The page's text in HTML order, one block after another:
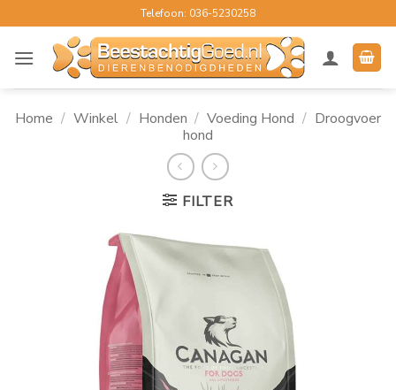
naar
inhoud
Telefoon: 036-5230258
Home / Winkel / Honden / Voeding Hond / Droogvoer
hond
FILTER